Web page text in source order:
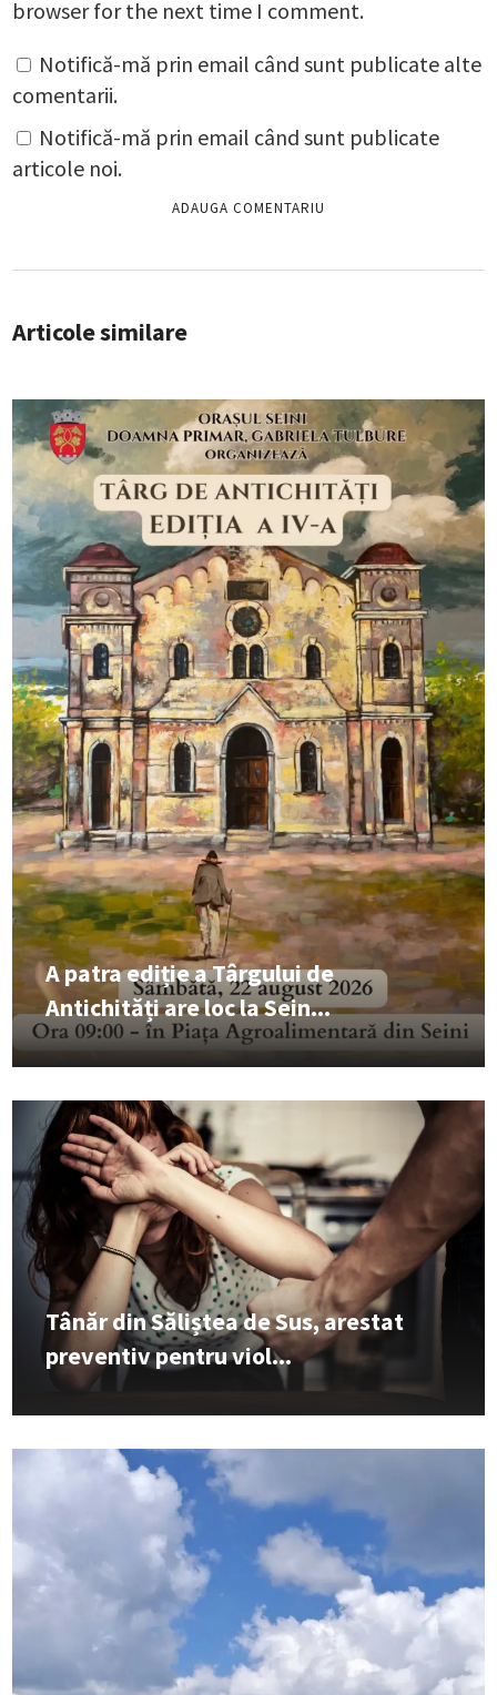
browser for the next time I comment.
Notifică-mă prin email când sunt publicate alte
comentarii.
Notifică-mă prin email când sunt publicate
articole noi.
Articole similare
A patra ediție a Târgului de
Antichități are loc la Sein...
Tânăr din Săliștea de Sus, arestat
preventiv pentru viol...